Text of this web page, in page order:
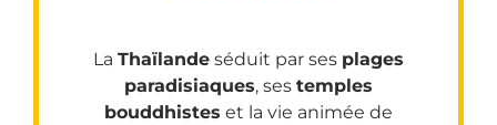
La Thaïlande séduit par ses plages
paradisiaques, ses temples
bouddhistes et la vie animée de